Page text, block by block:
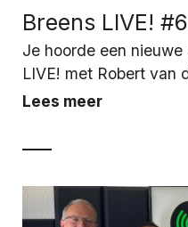
Breens LIVE! #6
Je hoorde een
LIVE! met Robert van
Lees meer